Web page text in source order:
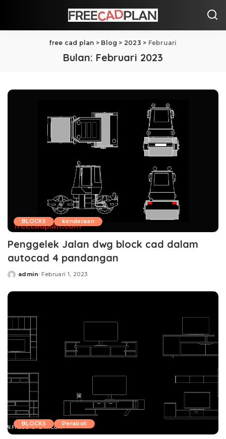
free cad plan > Blog > 2023 > Februari
Bulan: Februari 2023
BLOCKS kenderaan
Penggelek Jalan dwg block cad dalam
autocad 4 pandangan
Posted
admin Februari 1, 2023
BLOCKS Perabot